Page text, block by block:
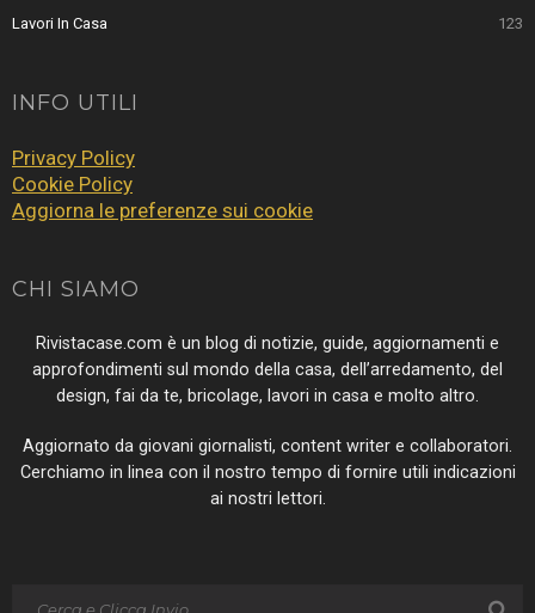
Lavori In Casa 123
INFO UTILI
Privacy Policy
Cookie Policy
Aggiorna le preferenze sui cookie
CHI SIAMO
Rivistacase.com è un blog di notizie, guide, aggiornamenti e
approfondimenti sul mondo della casa, dell’arredamento, del
design, fai da te, bricolage, lavori in casa e molto altro.
Aggiornato da giovani giornalisti, content writer e collaboratori.
Cerchiamo in linea con il nostro tempo di fornire utili indicazioni
ai nostri lettori.